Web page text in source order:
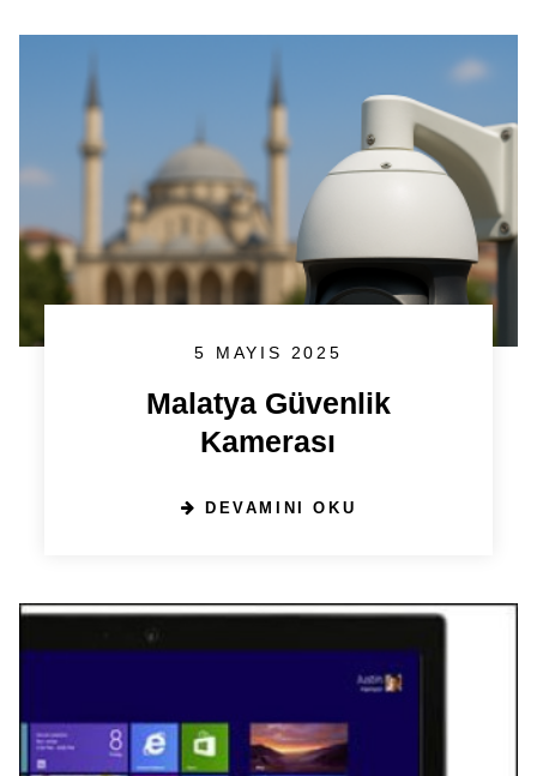
5 MAYIS 2025
Malatya Güvenlik
Kamerası
DEVAMINI OKU